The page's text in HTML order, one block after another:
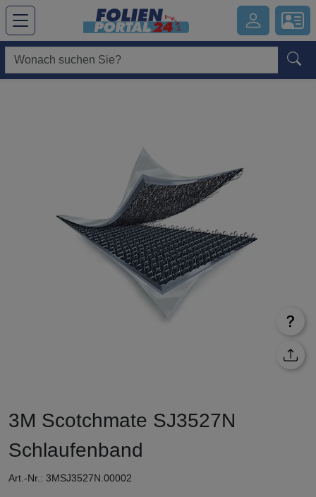
Hauptregion der Seite anspringen
3M Scotchmate SJ3527N
Schlaufenband
Art.-Nr.: 3MSJ3527N.00002